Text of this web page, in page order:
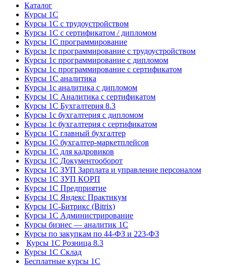
Каталог
Курсы 1С
Курсы 1С с трудоустройством
Курсы 1С с сертификатом / дипломом
Курсы 1С программирование
Курсы 1с программирование с трудоустройством
Курсы 1с программирование с дипломом
Курсы 1с программирование с сертификатом
Курсы 1С аналитика
Курсы 1с аналитика с дипломом
Курсы 1С Аналитика с сертификатом
Курсы 1С Бухгалтерия 8.3
Курсы 1с бухгалтерия с дипломом
Курсы 1с бухгалтерия с сертификатом
Курсы 1С главный бухгалтер
Курсы 1С бухгалтер-маркетплейсов
Курсы 1С для кадровиков
Курсы 1С Документооборот
Курсы 1С ЗУП Зарплата и управление персоналом
Курсы 1С ЗУП КОРП
Курсы 1С Предприятие
Курсы 1С Яндекс Практикум
Курсы 1С-Битрикс (Bitrix)
Курсы 1С Администрирование
Курсы бизнес — аналитик 1С
Курсы по закупкам по 44‑ФЗ и 223‑ФЗ
Курсы 1С Розница 8.3
Курсы 1С Склад
Бесплатные курсы 1С